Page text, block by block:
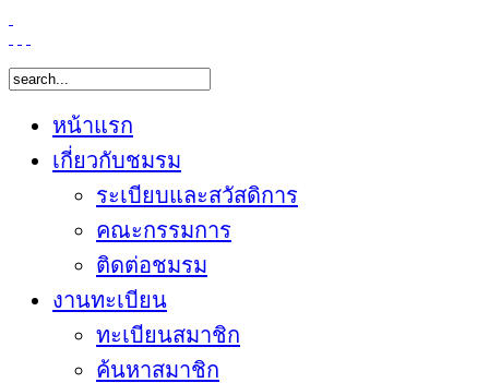
หน้าแรก
เกี่ยวกับชมรม
ระเบียบและสวัสดิการ
คณะกรรมการ
ติดต่อชมรม
งานทะเบียน
ทะเบียนสมาชิก
ค้นหาสมาชิก